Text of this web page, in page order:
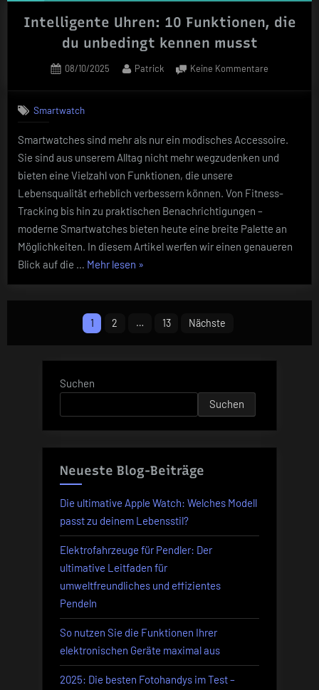
Intelligente Uhren: 10 Funktionen, die
du unbedingt kennen musst
Posted
08/10/2025 By
Patrick Keine Kommentare
die
du
Smartwatch
Smartwatches sind mehr als nur ein modisches Accessoire.
Sie sind aus unserem Alltag nicht mehr wegzudenken und
bieten eine Vielzahl von Funktionen, die unsere
Lebensqualität erheblich verbessern können. Von Fitness-
Tracking bis hin zu praktischen Benachrichtigungen –
moderne Smartwatches bieten heute eine breite Palette an
Möglichkeiten. In diesem Artikel werfen wir einen genaueren
Blick auf die … Mehr lesen „Intelligente
Funktionen,
»
Seitennummerierung
1 2 … 13 Nächste
Suchen
Suchen
Neueste Blog-Beiträge
Die ultimative Apple Watch: Welches Modell
passt zu deinem Lebensstil?
Elektrofahrzeuge für Pendler: Der
ultimative Leitfaden für
umweltfreundliches und effizientes
Pendeln
So nutzen Sie die Funktionen Ihrer
elektronischen Geräte maximal aus
2025: Die besten Fotohandys im Test –